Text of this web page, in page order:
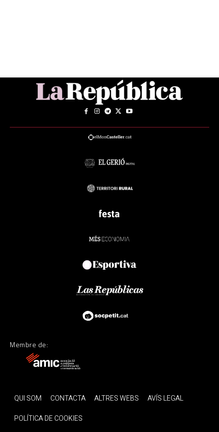
Membre de:
QUI SOM CONTACTA ALTRES WEBS
AVÍS LEGAL
POLÍTICA DE COOKIES